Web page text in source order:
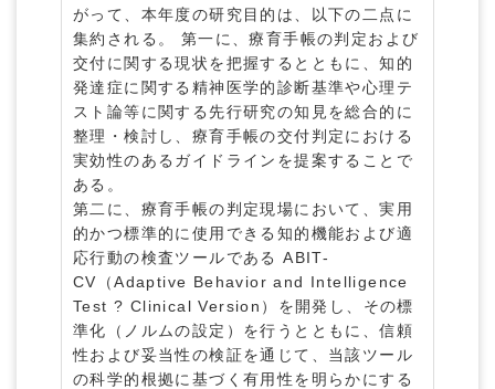
がって、本年度の研究目的は、以下の二点に
集約される。 第一に、療育手帳の判定および
交付に関する現状を把握するとともに、知的
発達症に関する精神医学的診断基準や心理テ
スト論等に関する先行研究の知見を総合的に
整理・検討し、療育手帳の交付判定における
実効性のあるガイドラインを提案することで
ある。
第二に、療育手帳の判定現場において、実用
的かつ標準的に使用できる知的機能および適
応行動の検査ツールである ABIT-
CV（Adaptive Behavior and Intelligence
Test ? Clinical Version）を開発し、その標
準化（ノルムの設定）を行うとともに、信頼
性および妥当性の検証を通じて、当該ツール
の科学的根拠に基づく有用性を明らかにする